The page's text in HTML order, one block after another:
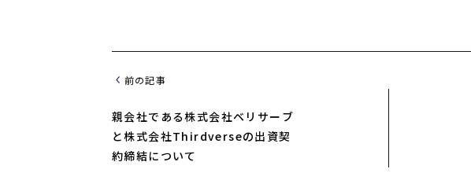
前の記事
親会社である株式会社ベリサーブ
と株式会社Thirdverseの出資契
約締結について